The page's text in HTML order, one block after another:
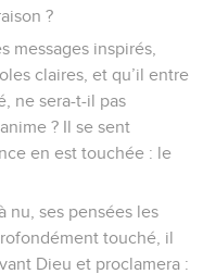
?
messages inspirés,
claires, et qu’il entre
ne sera-t-il pas
? Il se sent
en est touchée : le
nu, ses pensées les
touché, il
Dieu et proclamera :